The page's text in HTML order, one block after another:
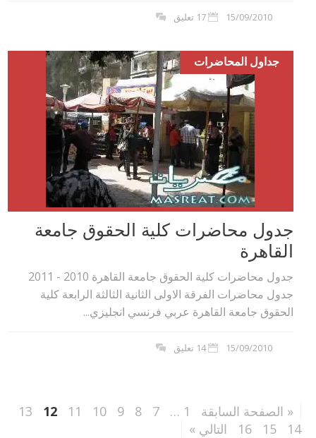
15/09/2010 17 تعليق
جداول المحاضرات
جدول محاضرات كلية الحقوق جامعة
القاهرة
جدول محاضرات كلية الحقوق جامعة القاهرة 2010 - 2011
جدول محاضرات الفرقة الاولى الثانية الثالثة الرابعة كلية
الحقوق جامعة القاهرة عربي فرنسي انجليزي...
15/09/2010 14 تعليق
« الصفحة السابقة 1
…
7
8
9
10
11
12
13
14
15
16 التالي »